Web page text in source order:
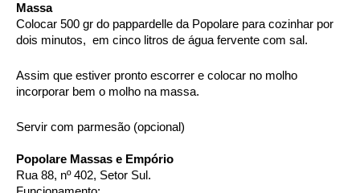
Massa
Colocar 500 gr do pappardelle da Popolare para cozinhar por
dois minutos,  em cinco litros de água fervente com sal.
Assim que estiver pronto escorrer e colocar no molho
incorporar bem o molho na massa.
Servir com parmesão (opcional)
Popolare Massas e Empório
Rua 88, nº 402, Setor Sul.